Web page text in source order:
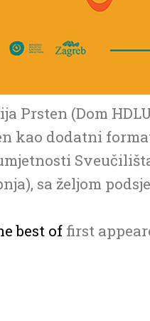
Prsten (Dom
kao dodatni
sa željom
best of first